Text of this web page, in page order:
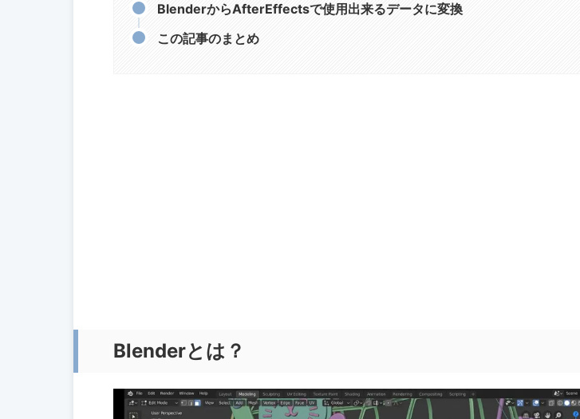
BlenderからAfterEffectsで使用出来るデータに変換
この記事のまとめ
Blenderとは？